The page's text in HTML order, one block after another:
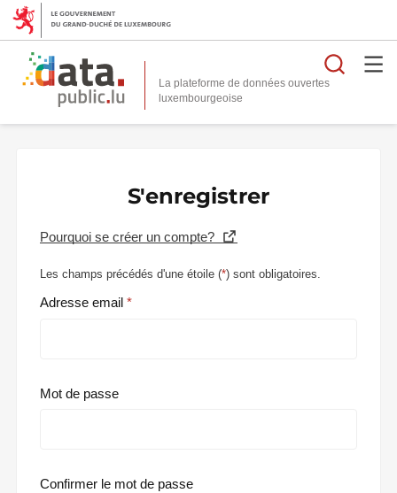
La plateforme de données ouvertes
S'enregistrer
Pourquoi se créer un compte?
Les champs précédés d'une étoile (*) sont obligatoires.
Adresse email
Mot de passe
Confirmer le mot de passe